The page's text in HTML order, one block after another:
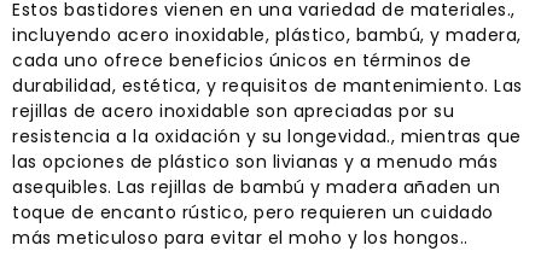
Estos bastidores vienen en una variedad de materiales.,
incluyendo acero inoxidable, plástico, bambú, y madera,
cada uno ofrece beneficios únicos en términos de
durabilidad, estética, y requisitos de mantenimiento. Las
rejillas de acero inoxidable son apreciadas por su
resistencia a la oxidación y su longevidad., mientras que
las opciones de plástico son livianas y a menudo más
asequibles. Las rejillas de bambú y madera añaden un
toque de encanto rústico, pero requieren un cuidado
más meticuloso para evitar el moho y los hongos..